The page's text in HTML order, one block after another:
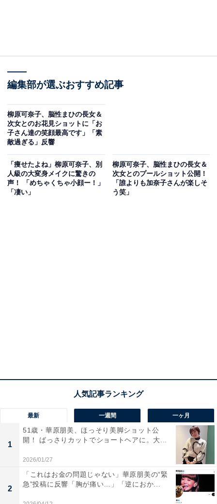
編集部が選ぶおすすめ記事
柳原可奈子、脳性まひの長女＆
次女とのお花見ショットに「お
子さん達の笑顔最高です」「素
敵過ぎる」反響
「痩せたよね」柳原可奈子、別
人級の大変身メイクに驚きの
声！ 「めちゃくちゃ小顔ー！」
「凄い」
柳原可奈子、脳性まひの長女＆
次女とのプールショット公開！
「誰よりも加奈子さんが楽しそ
う笑」
最新 一週間 一ヶ月
1
51歳・華原朋美、ほっそり美脚ショット公
開！ ばっさりカットでショートヘアに。大...
2026/01/27
2
「これはお金の問題じゃない」華原朋美の“緊
急”投稿に反響「胸が痛い…」「逆におか...